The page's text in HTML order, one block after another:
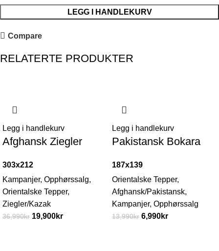
LEGG I HANDLEKURV
Compare
RELATERTE PRODUKTER
Legg i handlekurv
Afghansk Ziegler
303x212
Kampanjer, Opphørssalg,
Orientalske Tepper,
Ziegler/Kazak
36,990kr 19,900kr
Legg i handlekurv
Pakistansk Bokara
187x139
Orientalske Tepper,
Afghansk/Pakistansk,
Kampanjer, Opphørssalg
13,990kr 6,990kr